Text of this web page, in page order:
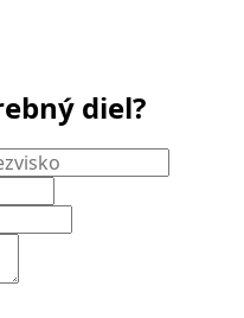
diel?